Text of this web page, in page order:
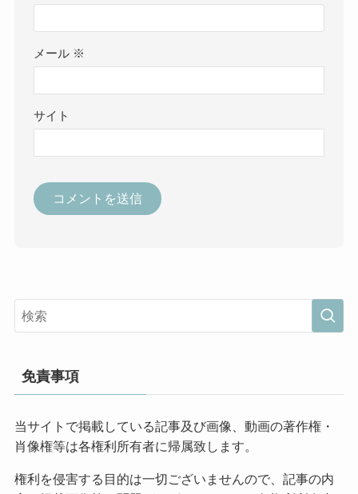
メール ※
サイト
免責事項
当サイトで掲載している記事及び画像、動画の著作権・
肖像権等は各権利所有者に帰属致します。
権利を侵害する目的は一切ございませんので、記事の内